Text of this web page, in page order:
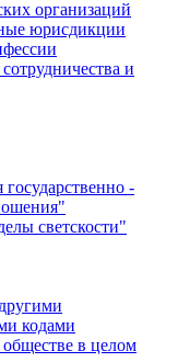
организаций
юрисдикции
и
-
светскости"
кодами
в целом